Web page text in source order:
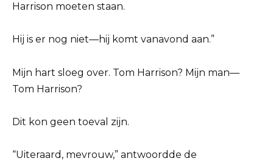
Harrison moeten staan.
Hij is er nog niet—hij komt vanavond aan.”
Mijn hart sloeg over. Tom Harrison? Mijn man—
Tom Harrison?
Dit kon geen toeval zijn.
“Uiteraard, mevrouw,” antwoordde de